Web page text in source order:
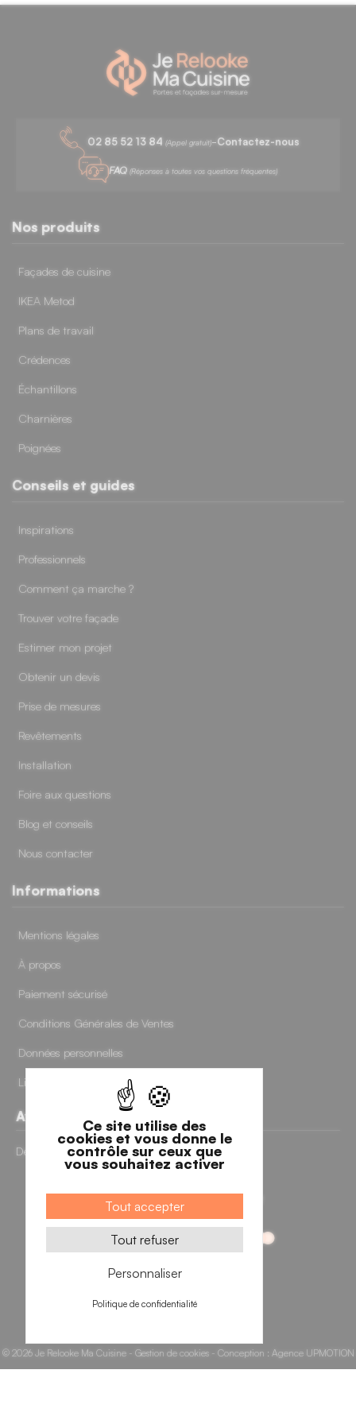
Ce site utilise des
cookies et vous donne le
contrôle sur ceux que
vous souhaitez activer
Tout accepter
Tout refuser
Personnaliser
Politique de confidentialité
02 85 52 13 84 (Appel gratuit)-Contactez-nous
FAQ (Réponses à toutes vos questions fréquentes)
Nos produits
Façades de cuisine
IKEA Metod
Plans de travail
Crédences
Échantillons
Charnières
Poignées
Conseils et guides
Inspirations
Professionnels
Comment ça marche ?
Trouver votre façade
Estimer mon projet
Obtenir un devis
Prise de mesures
Revêtements
Installation
Foire aux questions
Blog et conseils
Nous contacter
Informations
Mentions légales
À propos
Paiement sécurisé
Conditions Générales de Ventes
Données personnelles
Livraisons et retours
Avis clients
Découvrir nos avis clients
© 2026 Je Relooke Ma Cuisine - Gestion de cookies- Conception : Agence UPMOTION